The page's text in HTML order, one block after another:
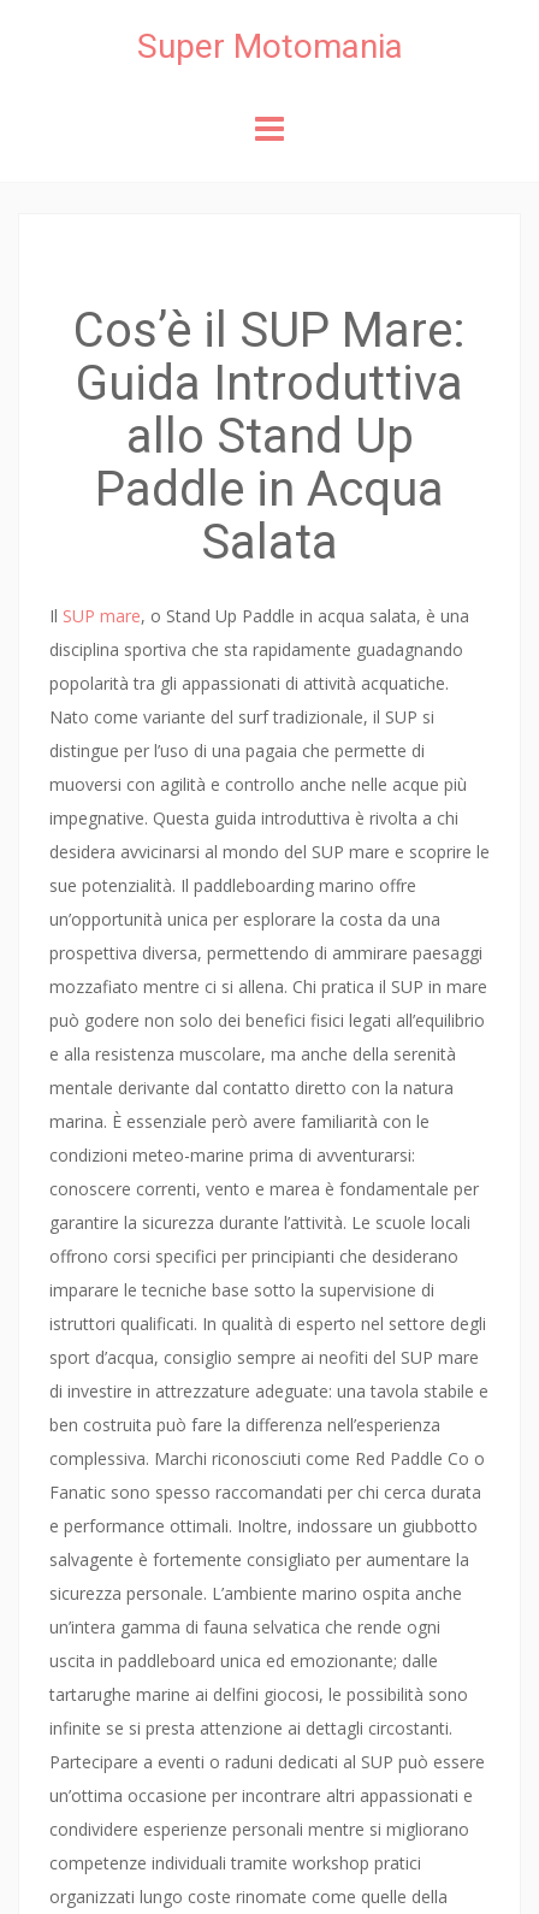
Super Motomania
Cos’è il SUP Mare:
Guida Introduttiva
allo Stand Up
Paddle in Acqua
Salata
Il SUP mare, o Stand Up Paddle in acqua salata, è una
disciplina sportiva che sta rapidamente guadagnando
popolarità tra gli appassionati di attività acquatiche.
Nato come variante del surf tradizionale, il SUP si
distingue per l’uso di una pagaia che permette di
muoversi con agilità e controllo anche nelle acque più
impegnative. Questa guida introduttiva è rivolta a chi
desidera avvicinarsi al mondo del SUP mare e scoprire le
sue potenzialità. Il paddleboarding marino offre
un’opportunità unica per esplorare la costa da una
prospettiva diversa, permettendo di ammirare paesaggi
mozzafiato mentre ci si allena. Chi pratica il SUP in mare
può godere non solo dei benefici fisici legati all’equilibrio
e alla resistenza muscolare, ma anche della serenità
mentale derivante dal contatto diretto con la natura
marina. È essenziale però avere familiarità con le
condizioni meteo-marine prima di avventurarsi:
conoscere correnti, vento e marea è fondamentale per
garantire la sicurezza durante l’attività. Le scuole locali
offrono corsi specifici per principianti che desiderano
imparare le tecniche base sotto la supervisione di
istruttori qualificati. In qualità di esperto nel settore degli
sport d’acqua, consiglio sempre ai neofiti del SUP mare
di investire in attrezzature adeguate: una tavola stabile e
ben costruita può fare la differenza nell’esperienza
complessiva. Marchi riconosciuti come Red Paddle Co o
Fanatic sono spesso raccomandati per chi cerca durata
e performance ottimali. Inoltre, indossare un giubbotto
salvagente è fortemente consigliato per aumentare la
sicurezza personale. L’ambiente marino ospita anche
un’intera gamma di fauna selvatica che rende ogni
uscita in paddleboard unica ed emozionante; dalle
tartarughe marine ai delfini giocosi, le possibilità sono
infinite se si presta attenzione ai dettagli circostanti.
Partecipare a eventi o raduni dedicati al SUP può essere
un’ottima occasione per incontrare altri appassionati e
condividere esperienze personali mentre si migliorano
competenze individuali tramite workshop pratici
organizzati lungo coste rinomate come quelle della